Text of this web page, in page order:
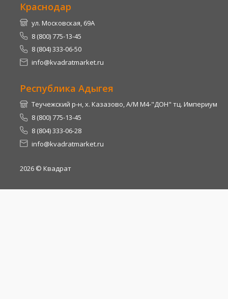
Краснодар
ул. Московская, 69А
8 (800) 775-13-45
8 (804) 333-06-50
info@kvadratmarket.ru
Республика Адыгея
Теучежский р-н, х. Казазово, А/М М4-"ДОН" тц. Империум
8 (800) 775-13-45
8 (804) 333-06-28
info@kvadratmarket.ru
2026 © Квадрат